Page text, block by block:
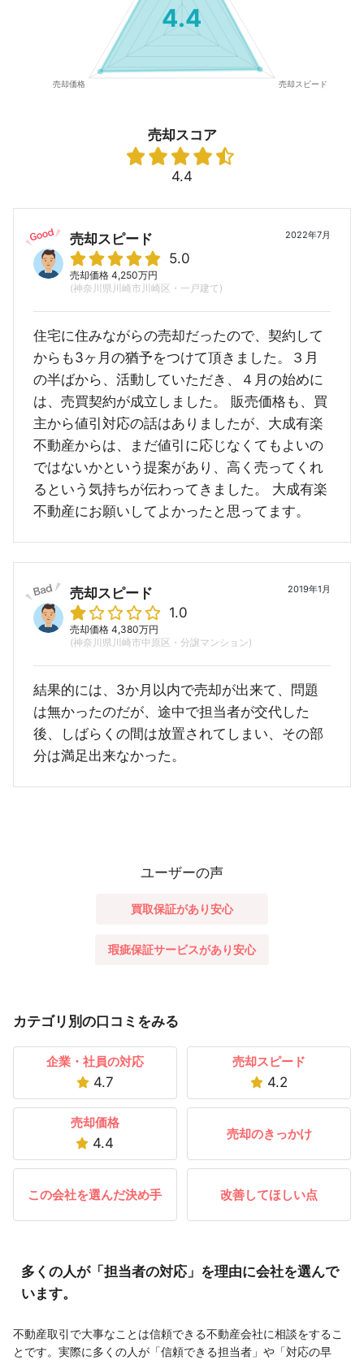
4.4
売却スコア
4.4
2022年7月
売却スピード
5.0
売却価格 4,250万円
(神奈川県川崎市川崎区・一戸建て)
住宅に住みながらの売却だったので、契約して
からも3ヶ月の猶予をつけて頂きました。３月
の半ばから、活動していただき、４月の始めに
は、売買契約が成立しました。 販売価格も、買
主から値引対応の話はありましたが、大成有楽
不動産からは、まだ値引に応じなくてもよいの
ではないかという提案があり、高く売ってくれ
るという気持ちが伝わってきました。 大成有楽
不動産にお願いしてよかったと思ってます。
2019年1月
売却スピード
1.0
売却価格 4,380万円
(神奈川県川崎市中原区・分譲マンション)
結果的には、3か月以内で売却が出来て、問題
は無かったのだが、途中で担当者が交代した
後、しばらくの間は放置されてしまい、その部
分は満足出来なかった。
ユーザーの声
買取保証があり安心
瑕疵保証サービスがあり安心
カテゴリ別の口コミをみる
企業・社員の対応
4.7
売却スピード
4.2
売却価格
4.4
売却のきっかけ
この会社を選んだ決め手 改善してほしい点
多くの人が「担当者の対応」を理由に会社を選んで
います。
不動産取引で大事なことは信頼できる不動産会社に相談をするこ
とです。実際に多くの人が「信頼できる担当者」や「対応の早